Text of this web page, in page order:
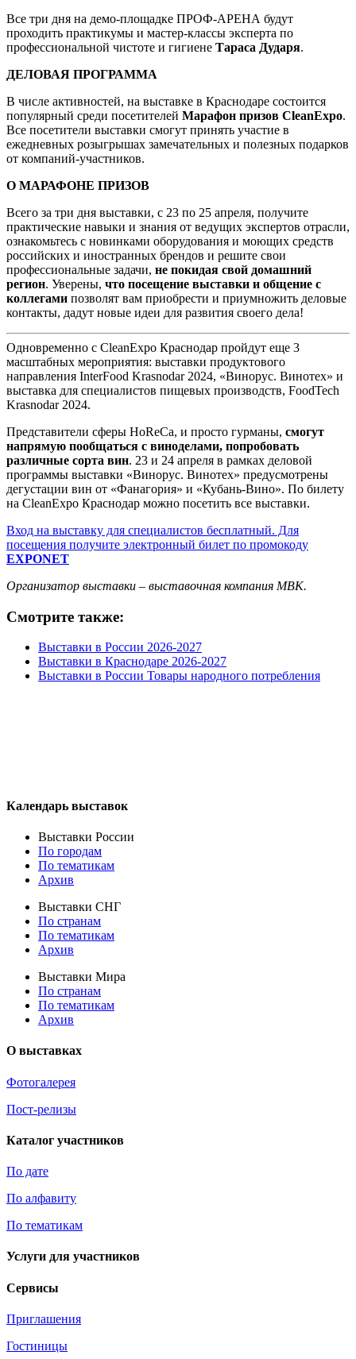
Все три дня на демо-площадке ПРОФ-АРЕНА будут
проходить практикумы и мастер-классы эксперта по
профессиональной чистоте и гигиене Тараса Дударя.
ДЕЛОВАЯ ПРОГРАММА
В числе активностей, на выставке в Краснодаре состоится
популярный среди посетителей Марафон призов CleanExpo.
Все посетители выставки смогут принять участие в
ежедневных розыгрышах замечательных и полезных подарков
от компаний-участников.
О МАРАФОНЕ ПРИЗОВ
Всего за три дня выставки, с 23 по 25 апреля, получите
практические навыки и знания от ведущих экспертов отрасли,
ознакомьтесь с новинками оборудования и моющих средств
российских и иностранных брендов и решите свои
профессиональные задачи, не покидая свой домашний
регион. Уверены, что посещение выставки и общение с
коллегами позволят вам приобрести и приумножить деловые
контакты, дадут новые идеи для развития своего дела!
Одновременно с CleanExpo Краснодар пройдут еще 3
масштабных мероприятия: выставки продуктового
направления InterFood Krasnodar 2024, «Винорус. Винотех» и
выставка для специалистов пищевых производств, FoodTech
Krasnodar 2024.
Представители сферы HoReCa, и просто гурманы, смогут
напрямую пообщаться с виноделами, попробовать
различные сорта вин. 23 и 24 апреля в рамках деловой
программы выставки «Винорус. Винотех» предусмотрены
дегустации вин от «Фанагория» и «Кубань-Вино». По билету
на CleanExpo Краснодар можно посетить все выставки.
Вход на выставку для специалистов бесплатный. Для
посещения получите электронный билет по промокоду
EXPONET
Организатор выставки – выставочная компания МВК.
Смотрите также:
Выставки в России 2026-2027
Выставки в Краснодаре 2026-2027
Выставки в России Товары народного потребления
Календарь выставок
Выставки России
По городам
По тематикам
Архив
Выставки СНГ
По странам
По тематикам
Архив
Выставки Мира
По странам
По тематикам
Архив
О выставках
Фотогалерея
Пост-релизы
Каталог участников
По дате
По алфавиту
По тематикам
Услуги для участников
Сервисы
Приглашения
Гостиницы